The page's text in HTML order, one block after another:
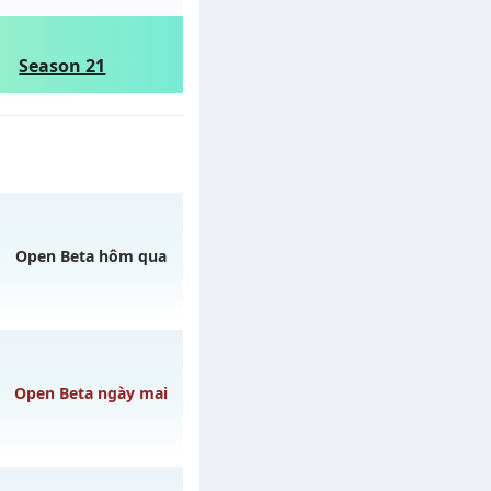
Season 21
Open Beta hôm qua
06/08/2626
Open Beta ngày mai